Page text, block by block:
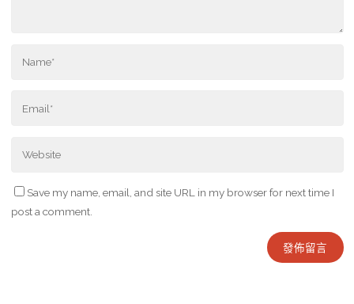
Save my name, email, and site URL in my browser for next time I
post a comment.